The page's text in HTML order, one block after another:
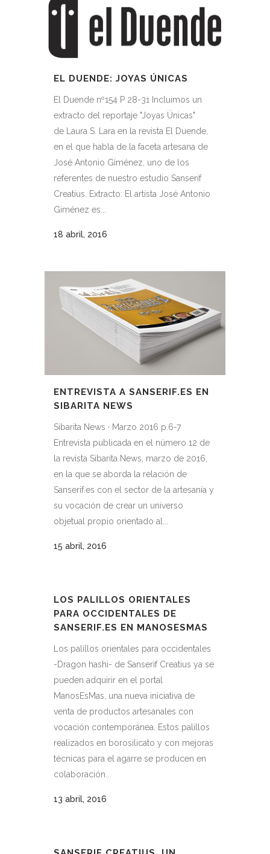
EL DUENDE: JOYAS ÚNICAS
El Duende nº154 P 28-31 Incluimos un
extracto del reportaje "Joyas Únicas"
de Laura S. Lara en la revista El Duende,
en el que habla de la faceta artesana de
José Antonio Giménez, uno de los
referentes de nuestro estudio Sanserif
Creatius. Extracto: El artista José Antonio
Giménez es...
18 abril, 2016
ENTREVISTA A SANSERIF.ES EN
SIBARITA NEWS
Sibarita News · Marzo 2016 p.6-7
Entrevista publicada en el número 12 de
la revista Sibarita News, marzo de 2016,
en la que se aborda la relación de
Sanserif.es con el sector de la artesanía y
su vocación de crear un universo
objetual propio orientado al...
15 abril, 2016
LOS PALILLOS ORIENTALES
PARA OCCIDENTALES DE
SANSERIF.ES EN MANOSESMAS
Los palillos orientales para occidentales
-Dragon hashi- de Sanserif Creatius ya se
pueden adquirir en el portal
ManosEsMas, una nueva iniciativa de
venta de productos artesanales con
vocación contemporánea. Estos palillos
realizados en borosilicato y con mejoras
técnicas para el agarre se producen en
colaboración...
13 abril, 2016